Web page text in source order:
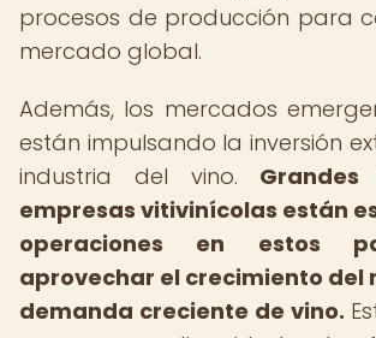
procesos de producción para
mercado global.
Además, los mercados
están impulsando la inversión
industria del vino.
empresas vitivinícolas están
operaciones en estos
aprovechar el crecimiento del
demanda creciente de vino.